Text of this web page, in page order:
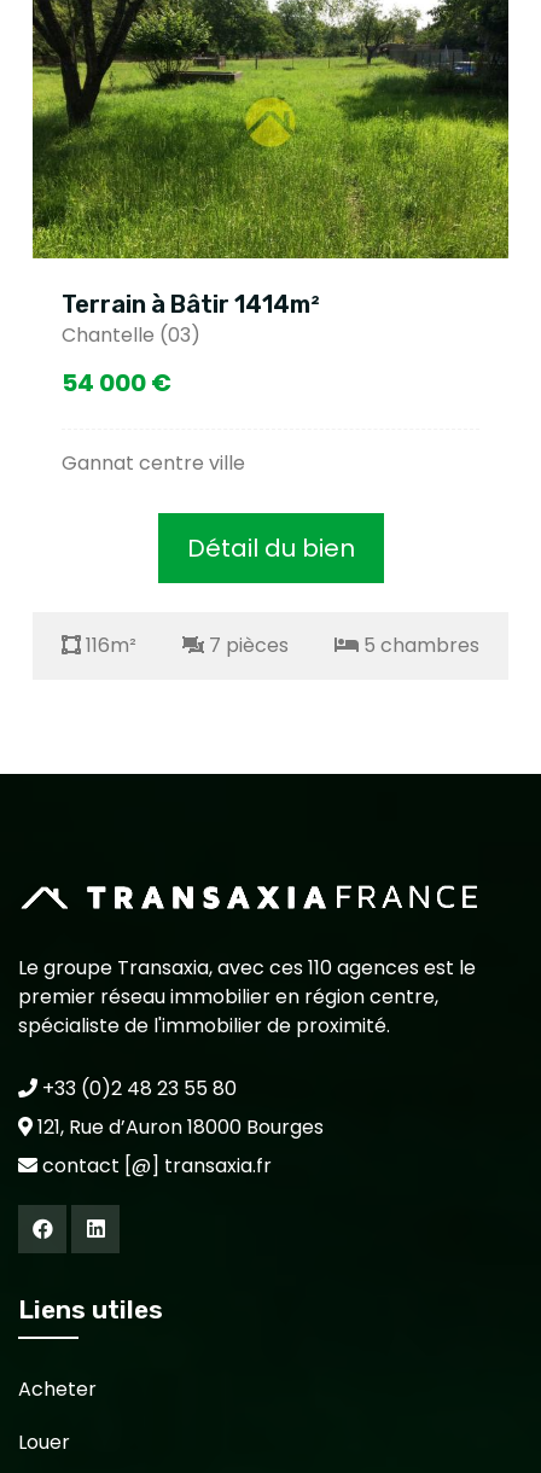
Terrain à Bâtir 1414m²
Chantelle (03)
54 000 €
Gannat centre ville
Détail du bien
116m² 7 pièces 5 chambres
Le groupe Transaxia, avec ces 110 agences est le
premier réseau immobilier en région centre,
spécialiste de l'immobilier de proximité.
+33 (0)2 48 23 55 80
121, Rue d’Auron 18000 Bourges
contact [@] transaxia.fr
Liens utiles
Acheter
Louer